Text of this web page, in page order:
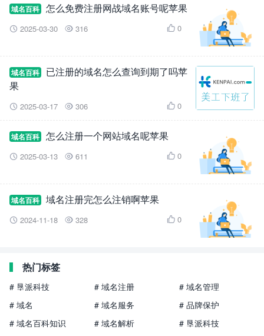
域名百科 怎么免费注册网战域名账号呢苹果
 2025-03-30  316  0
域名百科
已注册的域名怎么查询到期了吗苹
果
 2025-03-17  306  0
域名百科 怎么注册一个网站域名呢苹果
 2025-03-13  611  0
域名百科 域名注册完怎么注销啊苹果
 2024-11-18  328  0
热门标签
# 垦派科技 # 域名注册
# 域名管理
# 域名
# 域名服务
# 品牌保护
# 域名百科知识
# 域名解析
# 垦派科技